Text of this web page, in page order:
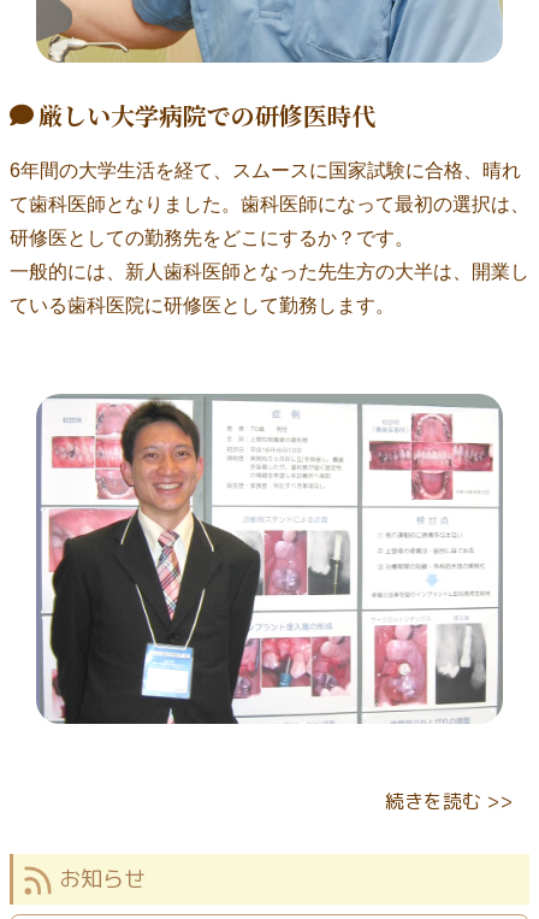
厳しい大学病院での研修医時代
6年間の大学生活を経て、スムースに国家試験に合格、晴れ
て歯科医師となりました。歯科医師になって最初の選択は、
研修医としての勤務先をどこにするか？です。
一般的には、新人歯科医師となった先生方の大半は、開業し
ている歯科医院に研修医として勤務します。
続きを読む >>
お知らせ